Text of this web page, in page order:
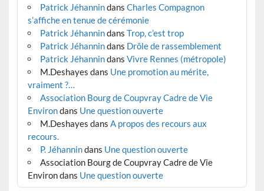
Patrick Jéhannindans Charles Compagnon
s’affiche en tenue de cérémonie
Patrick Jéhannindans Trop, c’est trop
Patrick Jéhannindans Drôle de rassemblement
Patrick Jéhannindans Vivre Rennes (métropole)
M.Deshayes dans Une promotion au mérite,
vraiment ?…
Association Bourg de Coupvray Cadre de Vie
Environdans Une question ouverte
M.Deshayes dans A propos des recours aux
recours.
P. Jéhannindans Une question ouverte
Association Bourg de Coupvray Cadre de Vie
Environdans Une question ouverte